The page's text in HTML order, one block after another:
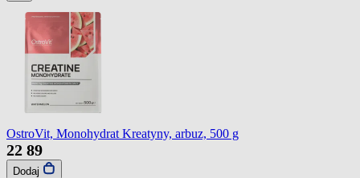
OstroVit, Monohydrat Kreatyny, arbuz, 500 g
22 89
Dodaj